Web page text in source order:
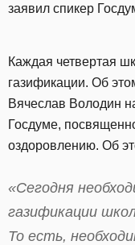
заявил спикер
Каждая четвертая
газификации. Об
Вячеслав Володин
Госдуме,
оздоровлению. Об
«Сегодня
газификации
То есть,